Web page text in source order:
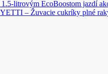
litrovým EcoBoostom jazdí
– Žuvacie cukríky plné